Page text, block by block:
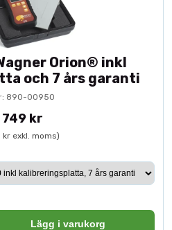
Orion® inkl
och 7 års garanti
890-00950
749 kr
exkl. moms)
Lägg i varukorg